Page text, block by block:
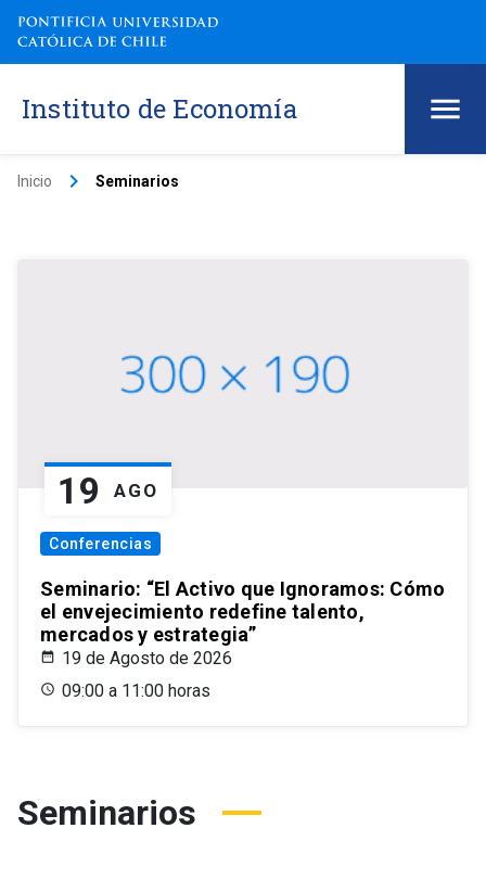
Instituto de Economía
Inicio keyboard_arrow_right Seminarios
19 AGO
Conferencias
Seminario: “El Activo que Ignoramos: Cómo
el envejecimiento redefine talento,
mercados y estrategia”
19 de Agosto de 2026
09:00 a 11:00 horas
Seminarios